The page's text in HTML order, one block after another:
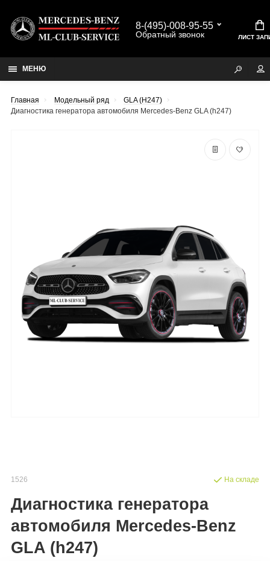
8-(495)-008-95-55
Обратный звонок ЛИСТ
МЕНЮ
Главная Модельный ряд
GLA (H247)
Диагностика генератора автомобиля Mercedes-Benz GLA (h247)
1526
Диагностика генератора
автомобиля Mercedes-Benz
GLA (h247)
На складе